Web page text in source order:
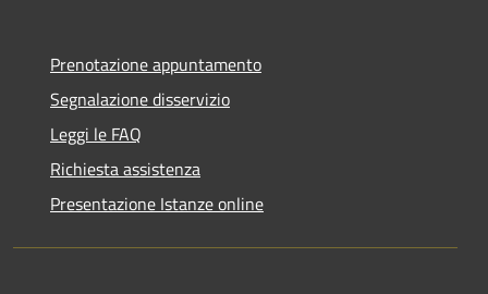
Prenotazione appuntamento
Segnalazione disservizio
Leggi le FAQ
Richiesta assistenza
Presentazione Istanze online